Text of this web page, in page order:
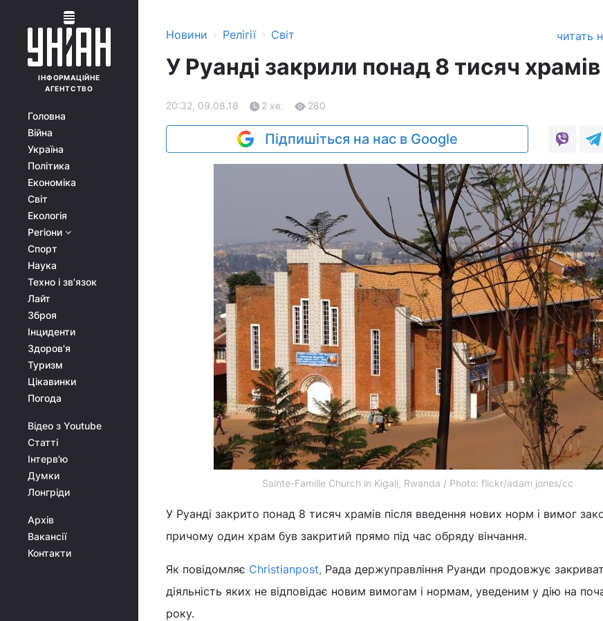
ІНФОРМАЦІЙНЕ
АГЕНТСТВО
Головна
Війна
Україна
Політика
Економіка
Світ
Екологія
Регіони
Спорт
Наука
Техно і зв'язок
Лайт
Зброя
Інциденти
Здоров'я
Туризм
Цікавинки
Погода
Відео з Youtube
Статті
Інтерв'ю
Думки
Лонгріди
Архів
Вакансії
Контакти
Новини › Релігії › Світ читать
У Руанді закрили понад 8 тисяч храмів
20:32, 09.08.18 2 хв. 280
Підпишіться на нас в Google
Sainte-Famille Church in Kigali, Rwanda / Рhoto: flickr/adam jones/cc
У Руанді закрито понад 8 тисяч храмів після введення нових норм і вимог
причому один храм був закритий прямо під час обряду вінчання.
Як повідомляє Сhristianpost, Рада держуправління Руанди продовжує
діяльність яких не відповідає новим вимогам і нормам, уведеним у дію на
року.